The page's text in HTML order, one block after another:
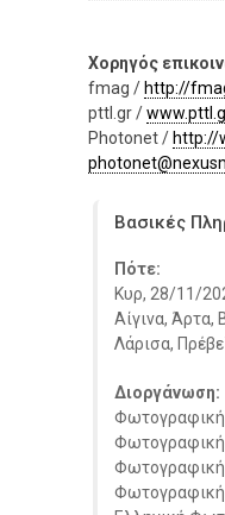
Χορηγός
fmag /http://
pttl.gr /
Photonet /http://
Βασικές
Πότε:
Κυρ, 28/11/
Αίγινα, Άρτα,
Λάρισα,
Διοργάνωση:
Φωτογραφική